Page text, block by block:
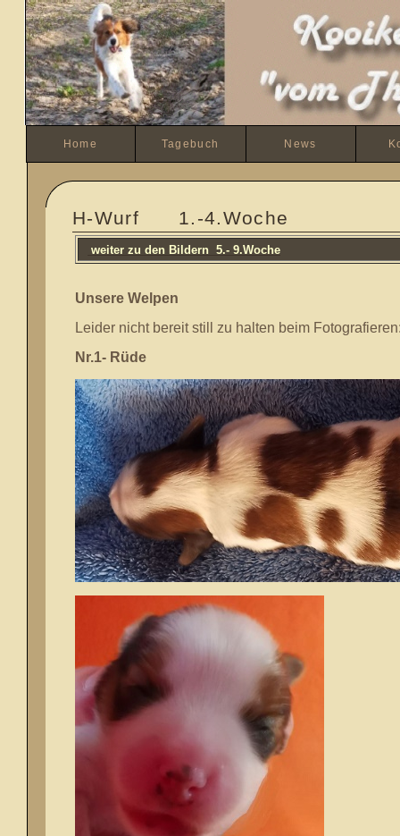
Home Tagebuch News
H-Wurf 1.-4.Woche
weiter zu den Bildern 5.- 9.Woche
Unsere Welpen
Leider nicht bereit still zu halten beim
Nr.1- Rüde